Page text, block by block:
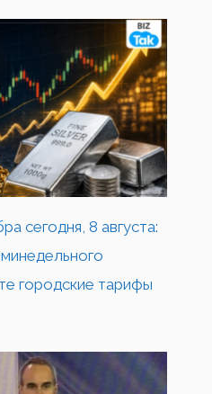
сегодня, 8 августа:
городские тарифы